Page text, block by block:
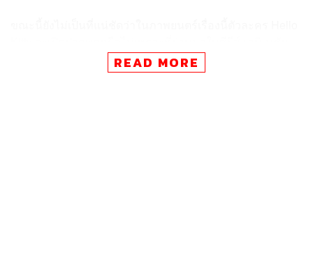
เธอไม่ได้แสดงออกด้วยคำพูดเลย แต่ถึงอย่างนั้นทาง Sanrio
ก็ได้ไฟเขียวให้ลิขสิทธิ์ในการนำตัวละครอื่นๆ ในอาณาจักร
READ MORE